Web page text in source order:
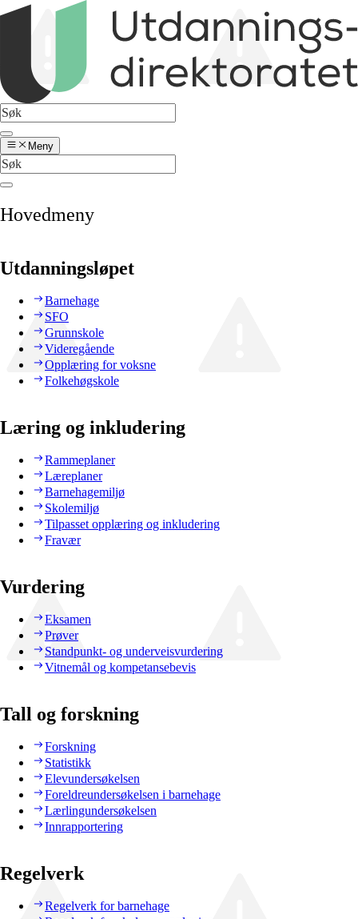
Meny
Hovedmeny
Utdanningsløpet
Barnehage
SFO
Grunnskole
Videregående
Opplæring for voksne
Folkehøgskole
Læring og inkludering
Rammeplaner
Læreplaner
Barnehagemiljø
Skolemiljø
Tilpasset opplæring og inkludering
Fravær
Vurdering
Eksamen
Prøver
Standpunkt- og underveisvurdering
Vitnemål og kompetansebevis
Tall og forskning
Forskning
Statistikk
Elevundersøkelsen
Foreldreundersøkelsen i barnehage
Lærlingundersøkelsen
Innrapportering
Regelverk
Regelverk for barnehage